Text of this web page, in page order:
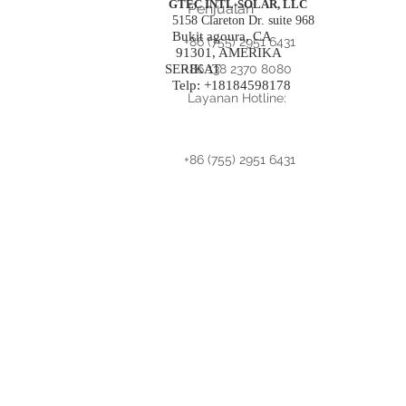
Penjualan
+86 (755) 2951 6431
+86 138 2370 8080
Layanan Hotline:
+86 (755) 2951 6431
GTEC INTL-SOLAR, LLC
5158 Clareton Dr. suite 968
Bukit agoura, CA
91301, AMERIKA
SERIKAT
Telp: +18184598178